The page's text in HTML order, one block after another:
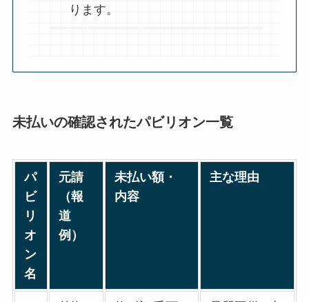
ります。
未払いの確認されたパビリオン一覧
パ
ビ
リ
オ
ン
名
元請
（報
道
例）
未払い額・
内容
主な理由